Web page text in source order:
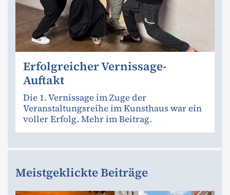
Erfolgreicher Vernissage-
Auftakt
Die 1. Vernissage im Zuge der
Veranstaltungsreihe im Kunsthaus war ein
voller Erfolg. Mehr im Beitrag.
Meistgeklickte Beiträge